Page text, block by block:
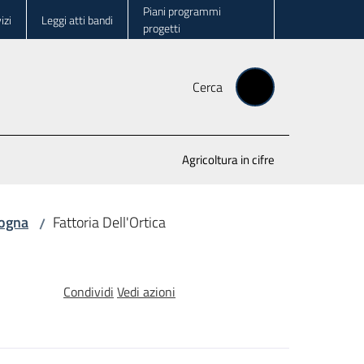
Leggi atti bandi
Piani programmi
progetti
Cerca
Agricoltura in cifre
/ Fattoria Dell'Ortica
Condividi Vedi azioni